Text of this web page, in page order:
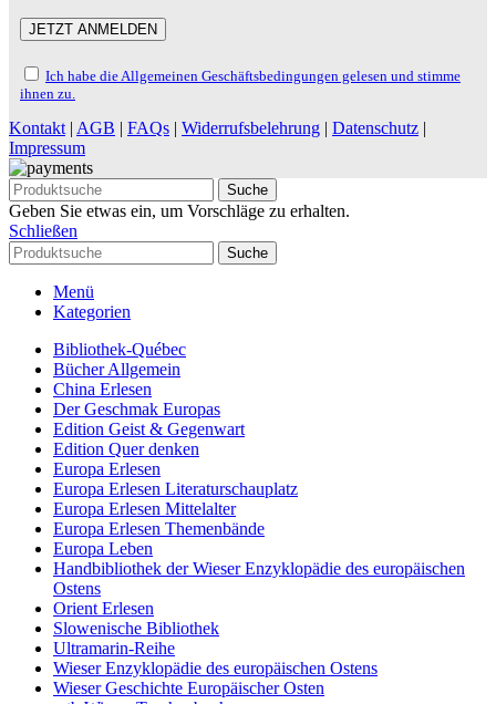
Ich habe die Allgemeinen Geschäftsbedingungen gelesen und stimme
ihnen zu.
Kontakt | AGB | FAQs | Widerrufsbelehrung | Datenschutz |
Impressum
Suche
Geben Sie etwas ein, um Vorschläge zu erhalten.
Schließen
Suche
Menü
Kategorien
Bibliothek-Québec
Bücher Allgemein
China Erlesen
Der Geschmak Europas
Edition Geist & Gegenwart
Edition Quer denken
Europa Erlesen
Europa Erlesen Literaturschauplatz
Europa Erlesen Mittelalter
Europa Erlesen Themenbände
Europa Leben
Handbibliothek der Wieser Enzyklopädie des europäischen
Ostens
Orient Erlesen
Slowenische Bibliothek
Ultramarin-Reihe
Wieser Enzyklopädie des europäischen Ostens
Wieser Geschichte Europäischer Osten